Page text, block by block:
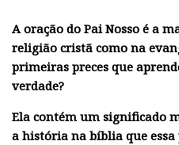
A oração do Pai Nosso é a
religião cristã como na
primeiras preces que
verdade?
Ela contém um significado
a história na bíblia que